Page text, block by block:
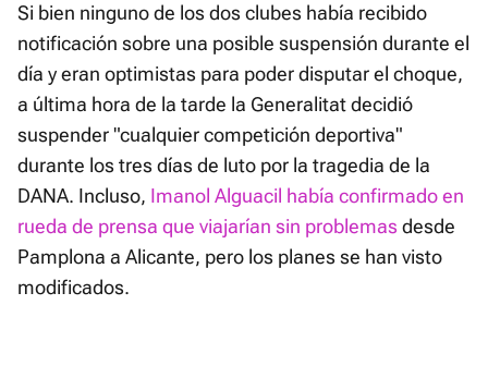
Si bien ninguno de los dos clubes había recibido
notificación sobre una posible suspensión durante el
día y eran optimistas para poder disputar el choque,
a última hora de la tarde la Generalitat decidió
suspender "cualquier competición deportiva"
durante los tres días de luto por la tragedia de la
DANA. Incluso, Imanol Alguacil había confirmado en
rueda de prensa que viajarían sin problemasdesde
Pamplona a Alicante, pero los planes se han visto
modificados.